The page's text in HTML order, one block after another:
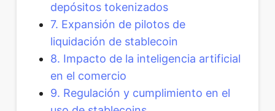
depósitos tokenizados
7. Expansión de pilotos de
liquidación de stablecoin
8. Impacto de la inteligencia artificial
en el comercio
9. Regulación y cumplimiento en el